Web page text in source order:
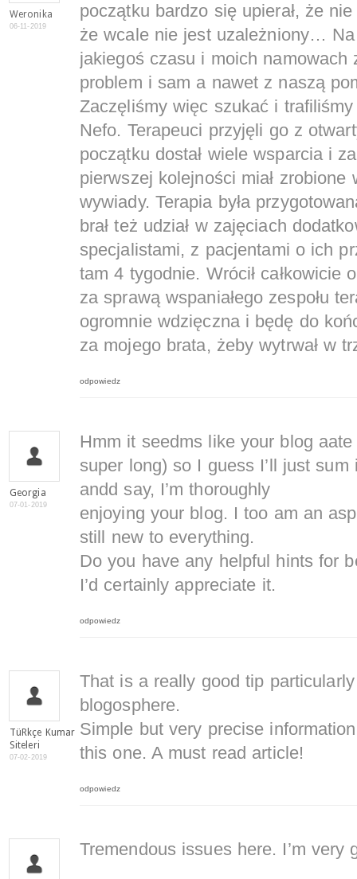
Weronika
06-11-2019
początku bardzo się upierał, że
że wcale nie jest uzależniony… Na
jakiegoś czasu i moich namowach
problem i sam a nawet z naszą
Zaczęliśmy więc szukać i
Nefo. Terapeuci przyjęli go z
początku dostał wiele wsparcia i
pierwszej kolejności miał zrobione
wywiady. Terapia była
brał też udział w zajęciach
specjalistami, z pacjentami o ich
tam 4 tygodnie. Wrócił
za sprawą wspaniałego zespołu
ogromnie wdzięczna i będę do
za mojego brata, żeby wytrwał w
odpowiedz
Georgia
07-01-2019
Hmm it seedms like your blog
super long) so I guess I’ll just
andd say, I’m thoroughly
enjoying your blog. I too am an
still new to everything.
Do you have any helpful hints for
I’d certainly appreciate it.
odpowiedz
TüRkçe Kumar
Siteleri
07-02-2019
That is a really good tip
blogosphere.
Simple but very precise
this one. A must read article!
odpowiedz
Tremendous issues here. I’m very